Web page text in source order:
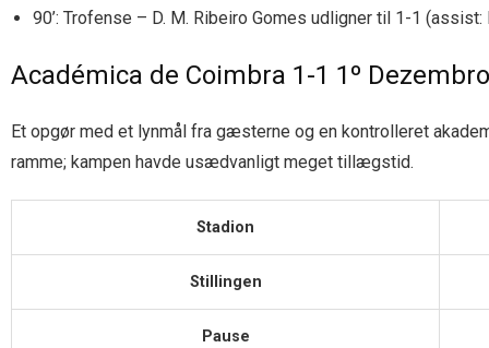
90’: Trofense – D. M. Ribeiro Gomes udligner til 1-1 (assist:
Académica de Coimbra 1-1 1º
Et opgør med et lynmål fra gæsterne og en kontrolleret
ramme; kampen havde usædvanligt meget tillægstid.
Stadion
Stillingen
Pause